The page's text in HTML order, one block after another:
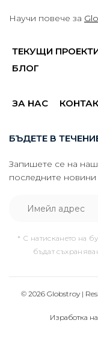
Научи повече за
ТЕКУЩИ
БЛОГ
ЗА НАС
БЪДЕТЕ В
Запишете се на
последните новини
* С натискането на
бъдат
© 2026 Globstroy |
Изработка